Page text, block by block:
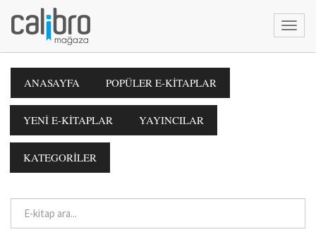
ANASAYFA POPÜLER E-KİTAPLAR
YENİ E-KİTAPLAR YAYINCILAR
KATEGORİLER